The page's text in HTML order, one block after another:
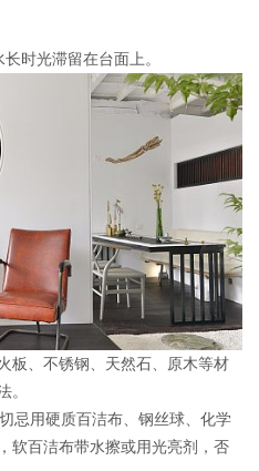
时光滞留在台面上。
板、不锈钢、天然石、原木等材
。
忌用硬质百洁布、钢丝球、化学
软百洁布带水擦或用光亮剂，否